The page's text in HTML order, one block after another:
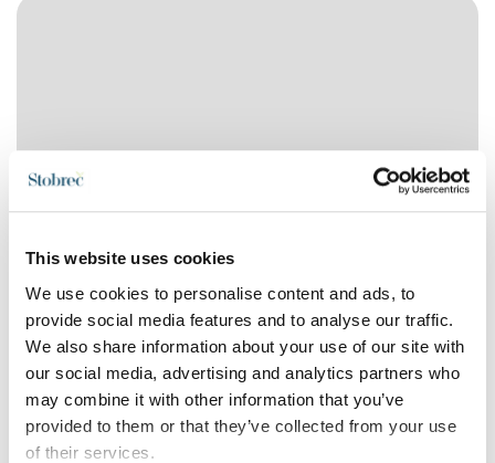
This website uses cookies
We use cookies to personalise content and ads, to
provide social media features and to analyse our traffic.
We also share information about your use of our site with
our social media, advertising and analytics partners who
may combine it with other information that you’ve
provided to them or that they’ve collected from your use
of their services.